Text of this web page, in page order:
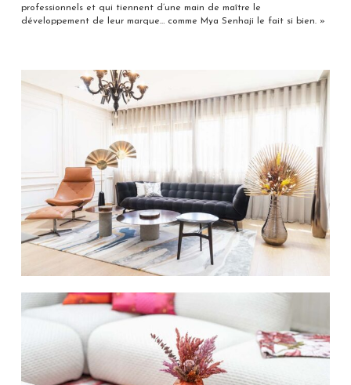
professionnels et qui tiennent d’une main de maître le
développement de leur marque… comme Mya Senhaji le fait si bien. »